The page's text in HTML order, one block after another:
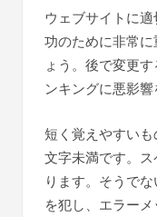
ウェブサイトに
功のために非常
ょう。後で変更
ンキングに悪影響
短く覚えやすい
文字未満です。
ります。そうで
を犯し、エラー